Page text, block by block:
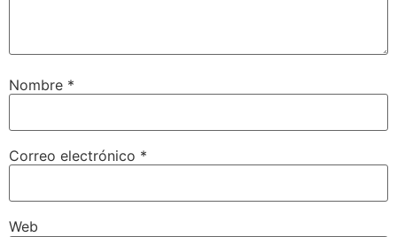
Nombre *
Correo electrónico *
Web